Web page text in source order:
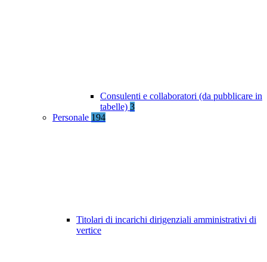
Consulenti e collaboratori (da pubblicare in
tabelle) 3
Personale 194
Titolari di incarichi dirigenziali amministrativi di
vertice